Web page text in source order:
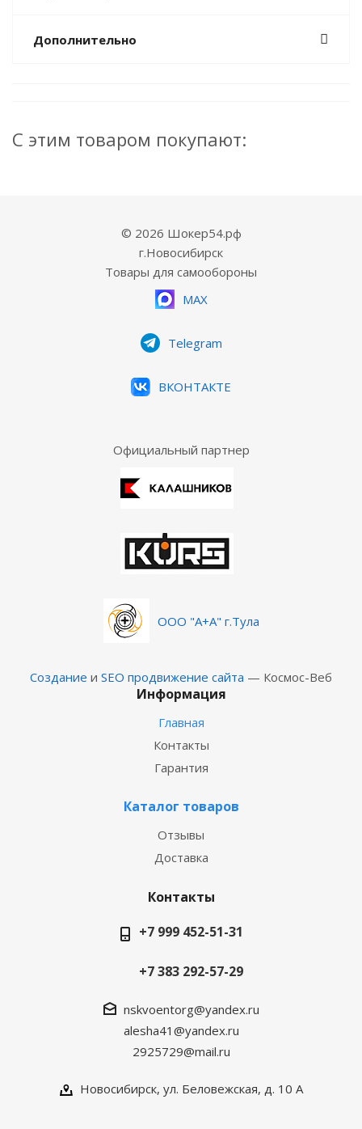
Дополнительно
С этим товаром покупают:
© 2026 Шокер54.рф
г.Новосибирск
Товары для самообороны
MAX
Telegram
ВКОНТАКТЕ
Официальный партнер
ООО "А+А" г.Тула
Создание и SEO продвижение сайта — Космос-Веб
Информация
Главная
Контакты
Гарантия
Каталог товаров
Отзывы
Доставка
Контакты
+7 999 452-51-31
+7 383 292-57-29
nskvoentorg@yandex.ru
alesha41@yandex.ru
2925729@mail.ru
Новосибирск, ул. Беловежская, д. 10 А